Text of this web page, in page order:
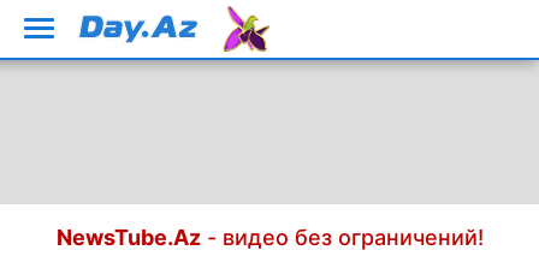
NewsTube.Az- видео без ограничений!